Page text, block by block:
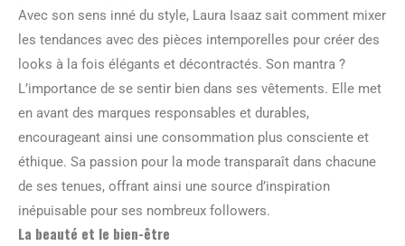
Avec son sens inné du style, Laura Isaaz sait comment mixer
les tendances avec des pièces intemporelles pour créer des
looks à la fois élégants et décontractés. Son mantra ?
L’importance de se sentir bien dans ses vêtements. Elle met
en avant des marques responsables et durables,
encourageant ainsi une consommation plus consciente et
éthique. Sa passion pour la mode transparaît dans chacune
de ses tenues, offrant ainsi une source d’inspiration
inépuisable pour ses nombreux followers.
La beauté et le bien-être